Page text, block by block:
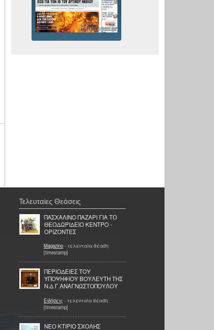
Τελευταίες Θεάσεις
ΠΑΣΧΑΛΙΝΟ ΠΑΖΑΡΙ ΓΙΑ ΤΟ
ΘΕΟΔΩΡΙΔΕΙΟ ΚΕΝΤΡΟ -
ΟΡΙΖΟΝΤΕΣ
Magazino - τελευταία θέαση
[timestamp]
ΠΕΡΙΟΔΕΙΕΣ ΤΟΥ
ΥΠΟΨΗΦΙΟΥ ΒΟΥΛΕΥΤΗ ΤΗΣ
Ν.Δ Γ.ΑΝΑΓΝΩΣΤΟΠΟΥΛΟΥ
Ειδήσεις - τελευταία θέαση
[timestamp]
ΝΕΟ ΚΤΙΡΙΟ ΣΧΟΛΗΣ